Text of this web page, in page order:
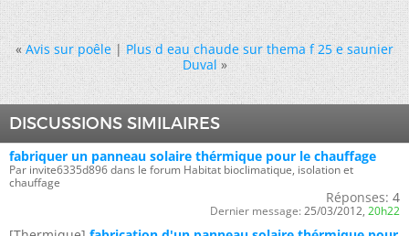
« Avis sur poêle|Plus d eau chaude sur thema f 25 e saunier
Duval »
DISCUSSIONS SIMILAIRES
fabriquer un panneau solaire thérmique pour le chauffage
Par invite6335d896 dans le forum Habitat bioclimatique, isolation et
chauffage
Réponses: 4
Dernier message: 25/03/2012, 20h22